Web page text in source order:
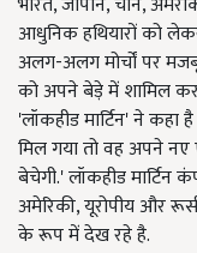
आधुनिक हथियारों को
अलग-अलग मोर्चों पर
को अपने बेड़े में शामिल
'लॉकहीड मार्टिन' ने कहा
मिल गया तो वह अपने
बेचेगी.' लॉकहीड मार्टिन
अमेरिकी, यूरोपीय और
के रूप में देख रहे है.